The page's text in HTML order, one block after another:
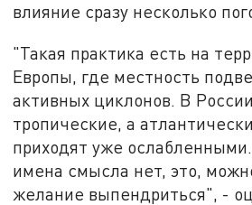
влияние сразу несколько
"Такая практика есть на
Европы, где местность
активных циклонов. В
тропические, а
приходят уже
имена смысла нет, это,
желание выпендриться", -